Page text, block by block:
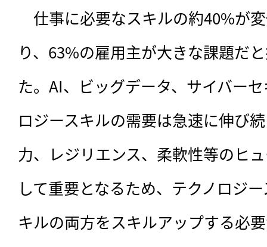
仕事に必要なスキルの約40%が
り、63%の雇用主が大きな課題だ
た。AI、ビッグデータ、サイバー
ロジースキルの需要は急速に伸び
力、レジリエンス、柔軟性等のヒ
して重要となるため、テクノロジ
キルの両方をスキルアップする必